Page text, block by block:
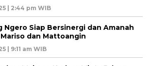
| 2:44 pm WIB
Ngero Siap Bersinergi dan Amanah
dan Mattoangin
| 9:11 am WIB